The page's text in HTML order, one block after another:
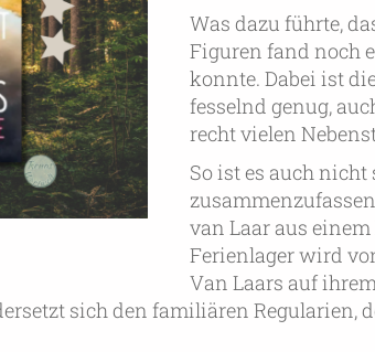
Was dazu führte,
Figuren fand noch
konnte. Dabei ist
fesselnd genug,
recht vielen
So ist es auch
van Laar aus
Ferienlager wird
Van Laars auf
sich den familiären Regularien,